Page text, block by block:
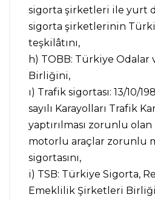
sigorta şirketleri ile yurt
sigorta şirketlerinin
teşkilâtını,
h) TOBB: Türkiye Odalar
Birliğini,
ı) Trafik sigortası: 13/10/
sayılı Karayolları Trafik
yaptırılması zorunlu olan
motorlu araçlar zorunlu
sigortasını,
i) TSB: Türkiye Sigorta,
Emeklilik Şirketleri